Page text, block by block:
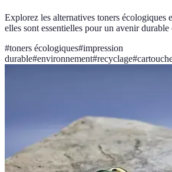
Explorez les alternatives toners écologiques
elles sont essentielles pour un avenir durable
#toners écologiques#impression
durable#environnement#recyclage#